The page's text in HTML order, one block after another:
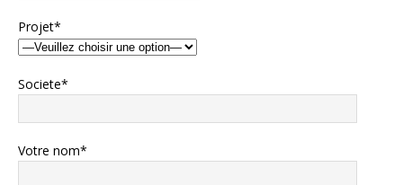
Projet*
Societe*
Votre nom*